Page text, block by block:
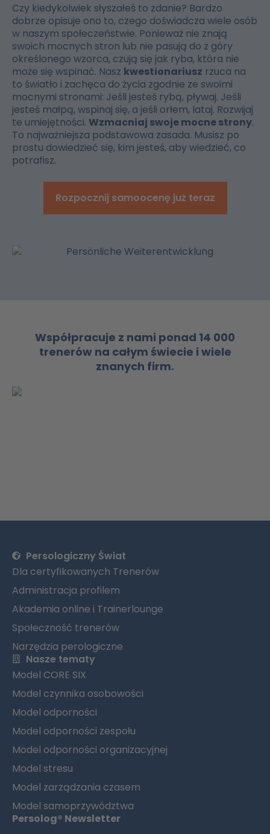
Czy kiedykolwiek słyszałeś to zdanie? Bardzo
dobrze opisuje ono to, czego doświadcza wiele osób
w naszym społeczeństwie. Ponieważ nie znają
swoich mocnych stron lub nie pasują do z góry
określonego wzorca, czują się jak ryba, która nie
może się wspinać. Nasz kwestionariusz rzuca na
to światło i zachęca do życia zgodnie ze swoimi
mocnymi stronami: Jeśli jesteś rybą, pływaj. Jeśli
jesteś małpą, wspinaj się, a jeśli orłem, lataj. Rozwijaj
te umiejętności. Wzmacniaj swoje mocne strony.
To najważniejsza podstawowa zasada. Musisz po
prostu dowiedzieć się, kim jesteś, aby wiedzieć, co
potrafisz.
Rozpocznij samoocenę już teraz
Współpracuje z nami ponad 14 000
trenerów na całym świecie i wiele
znanych firm.
Persologiczny Świat
Dla certyfikowanych Trenerów
Administracja profilem
Akademia online i Trainerlounge
Społeczność trenerów
Narzędzia perologiczne
Nasze tematy
Model CORE SIX
Model czynnika osobowości
Model odporności
Model odporności zespołu
Model odporności organizacyjnej
Model stresu
Model zarządzania czasem
Model samoprzywództwa
Persolog® Newsletter